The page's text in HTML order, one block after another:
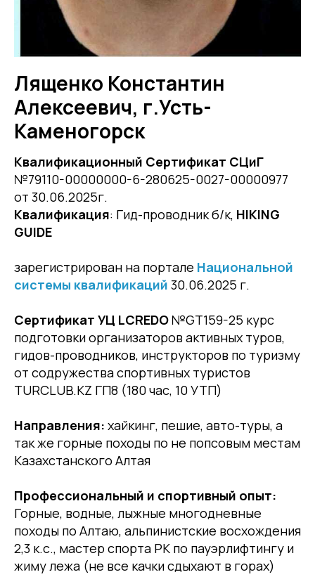
Лященко Константин
Алексеевич, г.Усть-
Каменогорск
Квалификационный Сертификат СЦиГ
№79110-00000000-6-280625-0027-00000977
от 30.06.2025г.
Квалификация: Гид-проводник б/к, HIKING
GUIDE
зарегистрирован на портале Национальной
системы квалификаций 30.06.2025 г.
Сертификат УЦ LCREDO №GT159-25 курс
подготовки организаторов активных туров,
гидов-проводников, инструкторов по туризму
от содружества спортивных туристов
TURCLUB.KZ ГП8 (180 час, 10 УТП)
Направления: хайкинг, пешие, авто-туры, а
так же горные походы по не попсовым местам
Казахстанского Алтая
Профессиональный и спортивный опыт:
Горные, водные, лыжные многодневные
походы по Алтаю, альпинистские восхождения
2,3 к.с., мастер спорта РК по пауэрлифтингу и
жиму лежа (не все качки сдыхают в горах)